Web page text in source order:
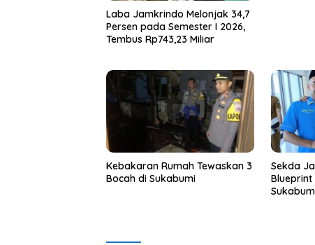
Laba Jamkrindo Melonjak 34,7
Persen pada Semester I 2026,
Tembus Rp743,23 Miliar
Kebakaran Rumah Tewaskan 3
Bocah di Sukabumi
Sekda
Blueprint